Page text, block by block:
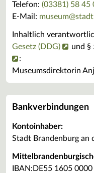
Telefon: (03381) 58 45
E-Mail: museum@
Inhaltlich
Gesetz (DDG)
und §
:
Museumsdirektorin
Bankverbindungen
Kontoinhaber:
Stadt Brandenburg an
IBAN:DE55 1605